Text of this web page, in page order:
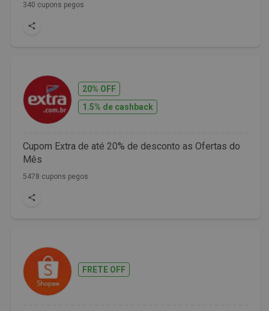
340 cupons pegos
20% OFF
1.5% de cashback
Cupom Extra de até 20% de desconto as Ofertas do
Mês
5478 cupons pegos
FRETE OFF